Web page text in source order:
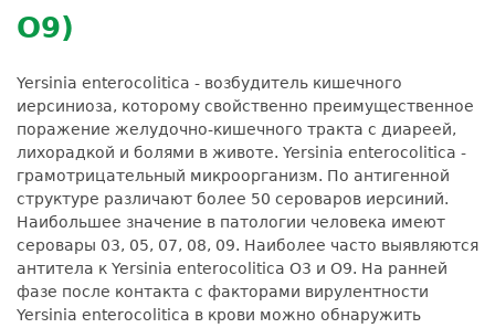
О9)
Yersinia enterocolitica - возбудитель кишечного
иерсиниоза, которому свойственно преимущественное
поражение желудочно-кишечного тракта с диареей,
лихорадкой и болями в животе. Yersinia enterocolitica -
грамотрицательный микроорганизм. По антигенной
структуре различают более 50 сероваров иерсиний.
Наибольшее значение в патологии человека имеют
серовары 03, 05, 07, 08, 09. Наиболее часто выявляются
антитела к Yersinia enterocolitica O3 и О9. На ранней
фазе после контакта с факторами вирулентности
Yersinia enterocolitica в крови можно обнаружить